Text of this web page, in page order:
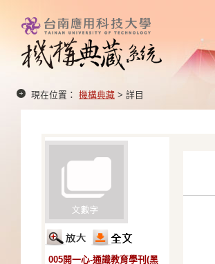
現在位置： 機構典藏 > 詳目
005開一心-通識教育學刊(黑